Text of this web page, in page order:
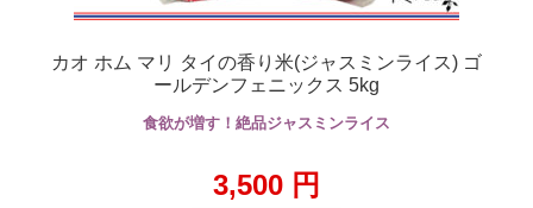
カオ ホム マリ タイの香り米(ジャスミンライス) ゴ
ールデンフェニックス 5kg
食欲が増す！絶品ジャスミンライス
3,500 円